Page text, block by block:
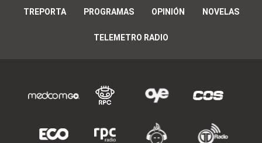
TREPORTA PROGRAMAS OPINIÓN NOVELAS
TELEMETRO RADIO